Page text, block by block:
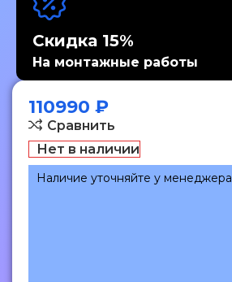
Скидка 15%
На монтажные работы
110990 ₽
Сравнить
Нет в наличии
Наличие уточняйте у менеджера